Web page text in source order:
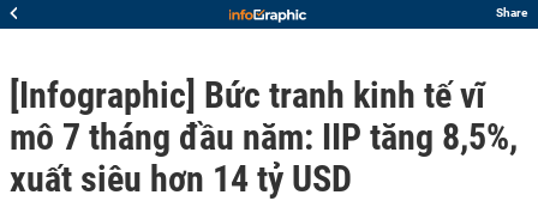
Share
[Infographic] Bức tranh kinh tế vĩ
mô 7 tháng đầu năm: IIP tăng 8,5%,
xuất siêu hơn 14 tỷ USD